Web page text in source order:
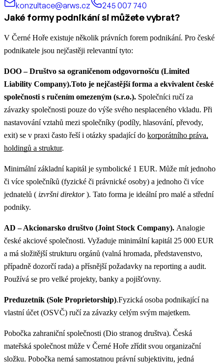
konzultace@arws.cz
245 007 740
Jaké formy podnikání si můžete vybrat?
V Černé Hoře existuje několik právních forem podnikání. Pro české
podnikatele jsou nejčastěji relevantní tyto:
DOO – Društvo sa ograničenom odgovornošću (Limited
Liability Company).Toto je nejčastější forma a ekvivalent české
společnosti s ručením omezeným (s.r.o.). Společníci ručí za
závazky společnosti pouze do výše svého nesplaceného vkladu. Při
nastavování vztahů mezi společníky (podíly, hlasování, převody,
exit) se v praxi často řeší i otázky spadající do korporátního práva,
holdingů a struktur.
Minimální základní kapitál je symbolické 1 EUR. Může mít jednoho
či více společníků (fyzické či právnické osoby) a jednoho či více
jednatelů ( izvršni direktor). Tato forma je ideální pro malé a střední
podniky.
AD – Akcionarsko društvo (Joint Stock Company). Analogie
české akciové společnosti. Vyžaduje minimální kapitál 25 000 EUR
a má složitější strukturu orgánů (valná hromada, představenstvo,
případně dozorčí rada) a přísnější požadavky na reporting a audit.
Používá se pro velké projekty, banky a pojišťovny.
Preduzetnik (Sole Proprietorship).Fyzická osoba podnikající na
vlastní účet (OSVČ) ručí za závazky celým svým majetkem.
Pobočka zahraniční společnosti (Dio stranog društva). Česká
mateřská společnost může v Černé Hoře zřídit svou organizační
složku. Pobočka nemá samostatnou právní subjektivitu, jedná